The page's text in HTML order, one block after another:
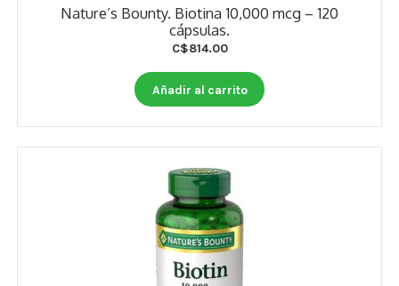
Nature’s Bounty. Biotina 10,000 mcg – 120
cápsulas.
C$814.00
Añadir al carrito